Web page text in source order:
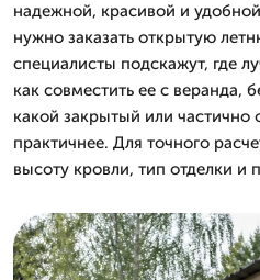
надежной, красивой и
нужно заказать открытую
специалисты подскажут, где
как совместить ее с веранда,
какой закрытый или
практичнее. Для точного
высоту кровли, тип отделки и